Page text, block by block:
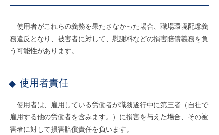
使用者がこれらの義務を果たさなかった場合、職場環境配慮義
務違反となり、被害者に対して、慰謝料などの損害賠償義務を負
う可能性があります。
使用者責任
使用者は、雇用している労働者が職務遂行中に第三者（自社で
雇用する他の労働者を含みます。）に損害を与えた場合、その被
害者に対して損害賠償責任を負います。